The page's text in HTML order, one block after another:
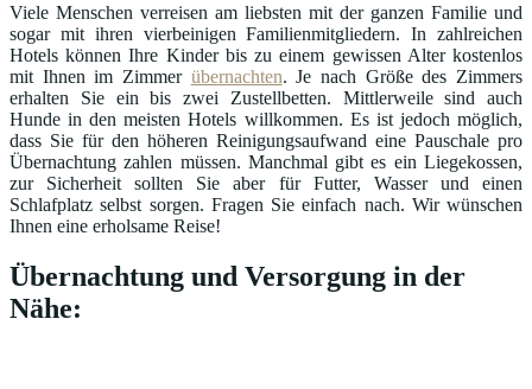
Viele Menschen verreisen am liebsten mit der ganzen Familie und
sogar mit ihren vierbeinigen Familienmitgliedern. In zahlreichen
Hotels können Ihre Kinder bis zu einem gewissen Alter kostenlos
mit Ihnen im Zimmer übernachten. Je nach Größe des Zimmers
erhalten Sie ein bis zwei Zustellbetten. Mittlerweile sind auch
Hunde in den meisten Hotels willkommen. Es ist jedoch möglich,
dass Sie für den höheren Reinigungsaufwand eine Pauschale pro
Übernachtung zahlen müssen. Manchmal gibt es ein Liegekossen,
zur Sicherheit sollten Sie aber für Futter, Wasser und einen
Schlafplatz selbst sorgen. Fragen Sie einfach nach. Wir wünschen
Ihnen eine erholsame Reise!
Übernachtung und Versorgung in der
Nähe: